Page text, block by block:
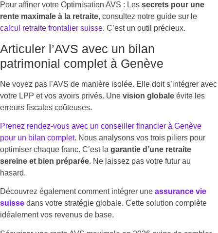
Pour affiner votre Optimisation AVS : Les secrets pour une
rente maximale à la retraite, consultez notre guide sur le
calcul retraite frontalier suisse. C’est un outil précieux.
Articuler l’AVS avec un bilan
patrimonial complet à Genève
Ne voyez pas l’AVS de manière isolée. Elle doit s’intégrer avec
votre LPP et vos avoirs privés. Une vision globale évite les
erreurs fiscales coûteuses.
Prenez rendez-vous avec un conseiller financier à Genève
pour un bilan complet. Nous analysons vos trois piliers pour
optimiser chaque franc. C’est la garantie d’une retraite
sereine et bien préparée. Ne laissez pas votre futur au
hasard.
Découvrez également comment intégrer une assurance vie
suisse dans votre stratégie globale. Cette solution complète
idéalement vos revenus de base.